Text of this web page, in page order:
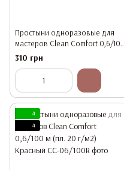
Простыни одноразовые для
мастеров Clean Comfort 0,6/100
м (пл. 20 г/м2) Белый
310 грн
4
4